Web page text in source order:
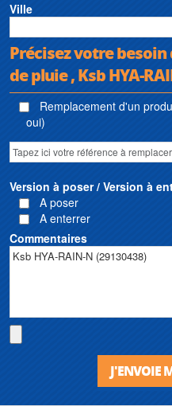
Ville
Précisez votre
de pluie , Ksb HYA-
Remplacement d'un
oui)
Version à poser / Version à
A poser
A enterrer
Commentaires
J'ENVOIE